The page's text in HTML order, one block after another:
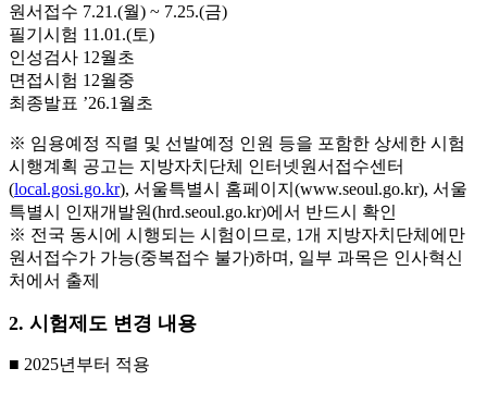
원서접수 7.21.(월) ~ 7.25.(금)
필기시험 11.01.(토)
인성검사 12월초
면접시험 12월중
최종발표 ’26.1월초
※ 임용예정 직렬 및 선발예정 인원 등을 포함한 상세한 시험
시행계획 공고는 지방자치단체 인터넷원서접수센터
(local.gosi.go.kr), 서울특별시 홈페이지(www.seoul.go.kr), 서울
특별시 인재개발원(hrd.seoul.go.kr)에서 반드시 확인
※ 전국 동시에 시행되는 시험이므로, 1개 지방자치단체에만
원서접수가 가능(중복접수 불가)하며, 일부 과목은 인사혁신
처에서 출제
2. 시험제도 변경 내용
■ 2025년부터 적용